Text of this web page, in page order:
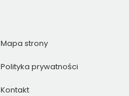
Mapa strony
Polityka prywatności
Kontakt